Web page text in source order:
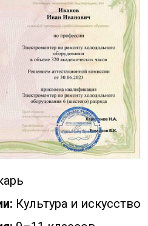
Культура и искусство